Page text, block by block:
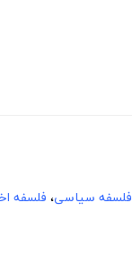
فلسفه سیاسی، فلسفه